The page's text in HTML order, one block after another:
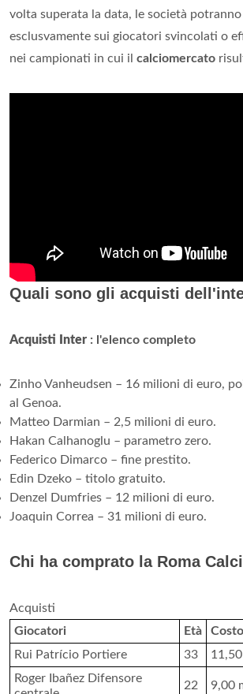
volta superata la data, le società
esclusvamente sui giocatori svincolati o
nei campionati in cui il calciomercato
Quali sono gli acquisti
Acquisti Inter : l'elenco completo
Zinho Vanheudsen – 16 milioni di euro,
al Genoa.
Matteo Darmian – 2,5 milioni di euro.
Hakan Calhanoglu – parametro zero.
Federico Dimarco – fine prestito.
Edin Dzeko – titolo gratuito.
Denzel Dumfries – 12 milioni di euro.
Joaquin Correa – 31 milioni di euro.
Chi ha comprato la Roma
Acquisti
Giocatori
Età
Costo
Rui Patrício Portiere
33
Roger Ibañez Difensore
22 9,00